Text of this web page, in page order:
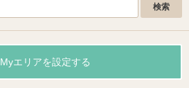
Myエリアを設定する